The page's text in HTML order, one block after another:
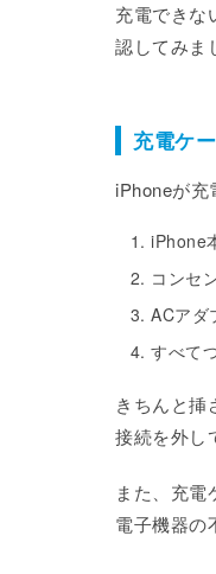
充電できな
認してみま
充電ケ
iPhoneが充
iPhone
コンセ
ACアダ
すべて
きちんと挿
接続を外し
また、充電
電子機器の